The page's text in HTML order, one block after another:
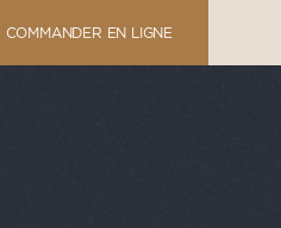
COMMANDER EN LIGNE